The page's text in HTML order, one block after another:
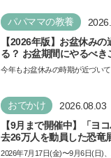
パパママの教養
【2026年版】お盆休み
る？ お盆期間にやるべき
今年もお盆休みの時期が近づい
が、…
おでかけ 2026.08.03
【9月まで開催中】「ヨ
去26万人を動員した恐竜
夏休みのおでかけで楽し
2026年7月17日(金)〜9月6日(日)